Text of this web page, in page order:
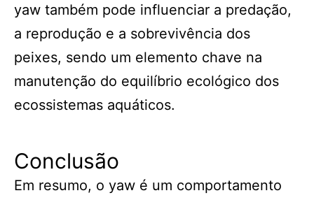
yaw também pode influenciar a predação,
a reprodução e a sobrevivência dos
peixes, sendo um elemento chave na
manutenção do equilíbrio ecológico dos
ecossistemas aquáticos.
Conclusão
Em resumo, o yaw é um comportamento